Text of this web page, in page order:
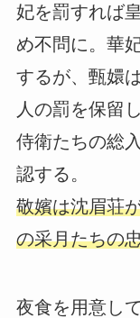
妃を罰すれば
め不問に。華
するが、甄嬛
人の罰を保留
侍衛たちの総
認する。
敬嬪は沈眉荘
の采月たちの
夜食を用意し